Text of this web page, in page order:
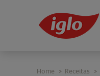
Home > Receitas >